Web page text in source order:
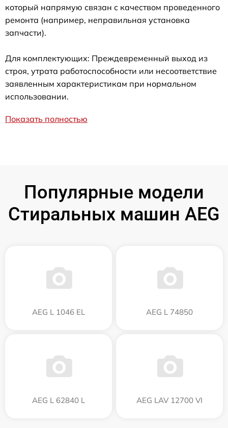
который напрямую связан с качеством проведенного
ремонта (например, неправильная установка
запчасти).
Для комплектующих: Преждевременный выход из
строя, утрата работоспособности или несоответствие
заявленным характеристикам при нормальном
использовании.
Показать полностью
Популярные модели
Стиральных машин AEG
AEG L 1046 EL AEG L 74850
AEG L 62840 L AEG LAV 12700 VI